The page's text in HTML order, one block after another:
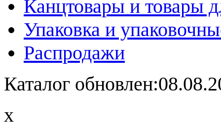
Канцтовары и товары
Упаковка и
Распродажи
Каталог
x